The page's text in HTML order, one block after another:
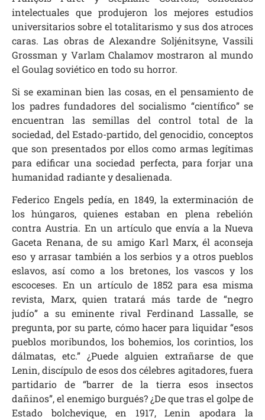
intelectuales que produjeron los mejores estudios
universitarios sobre el totalitarismo y sus dos atroces
caras. Las obras de Alexandre Soljénitsyne, Vassili
Grossman y Varlam Chalamov mostraron al mundo
el Goulag soviético en todo su horror.
Si se examinan bien las cosas, en el pensamiento de
los padres fundadores del socialismo “científico” se
encuentran las semillas del control total de la
sociedad, del Estado-partido, del genocidio, conceptos
que son presentados por ellos como armas legítimas
para edificar una sociedad perfecta, para forjar una
humanidad radiante y desalienada.
Federico Engels pedía, en 1849, la exterminación de
los húngaros, quienes estaban en plena rebelión
contra Austria. En un artículo que envía a la Nueva
Gaceta Renana, de su amigo Karl Marx, él aconseja
eso y arrasar también a los serbios y a otros pueblos
eslavos, así como a los bretones, los vascos y los
escoceses. En un artículo de 1852 para esa misma
revista, Marx, quien tratará más tarde de “negro
judío” a su eminente rival Ferdinand Lassalle, se
pregunta, por su parte, cómo hacer para liquidar “esos
pueblos moribundos, los bohemios, los corintios, los
dálmatas, etc.” ¿Puede alguien extrañarse de que
Lenin, discípulo de esos dos célebres agitadores, fuera
partidario de “barrer de la tierra esos insectos
dañinos”, el enemigo burgués? ¿De que tras el golpe de
Estado bolchevique, en 1917, Lenin apodara la